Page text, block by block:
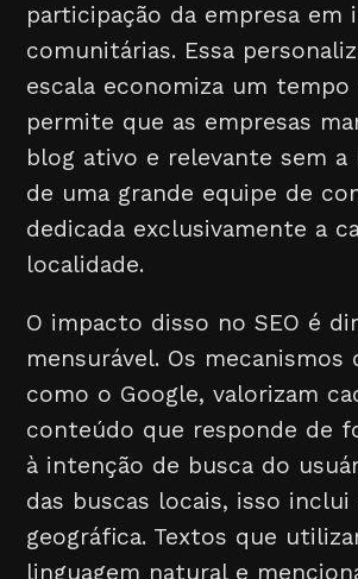
participação da empresa em
comunitárias. Essa
escala economiza um tempo
permite que as empresas
blog ativo e relevante sem a
de uma grande equipe de
dedicada exclusivamente a
localidade.
O impacto disso no SEO é
mensurável. Os mecanismos
como o Google, valorizam
conteúdo que responde de
à intenção de busca do
das buscas locais, isso inclui
geográfica. Textos que
linguagem natural e